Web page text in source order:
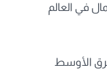
في العالم
الأوسط